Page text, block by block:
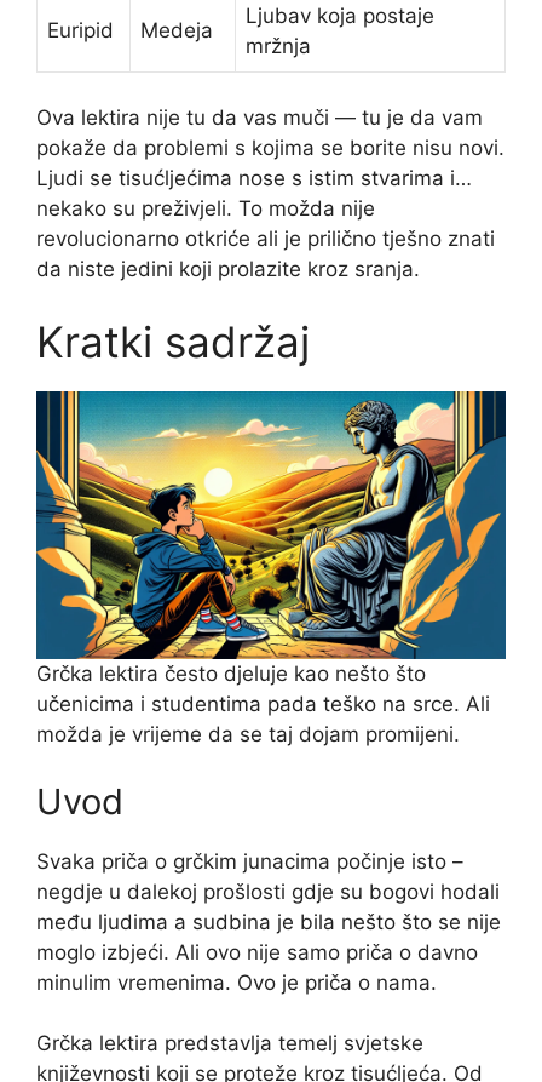
Euripid Medeja
Ljubav koja postaje
mržnja
Ova lektira nije tu da vas muči — tu je da vam
pokaže da problemi s kojima se borite nisu novi.
Ljudi se tisućljećima nose s istim stvarima i…
nekako su preživjeli. To možda nije
revolucionarno otkriće ali je prilično tješno znati
da niste jedini koji prolazite kroz sranja.
Kratki sadržaj
Grčka lektira često djeluje kao nešto što
učenicima i studentima pada teško na srce. Ali
možda je vrijeme da se taj dojam promijeni.
Uvod
Svaka priča o grčkim junacima počinje isto –
negdje u dalekoj prošlosti gdje su bogovi hodali
među ljudima a sudbina je bila nešto što se nije
moglo izbjeći. Ali ovo nije samo priča o davno
minulim vremenima. Ovo je priča o nama.
Grčka lektira predstavlja temelj svjetske
književnosti koji se proteže kroz tisućljeća. Od